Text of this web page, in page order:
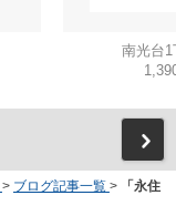
南光台
> ブログ記事一覧 >
「永住